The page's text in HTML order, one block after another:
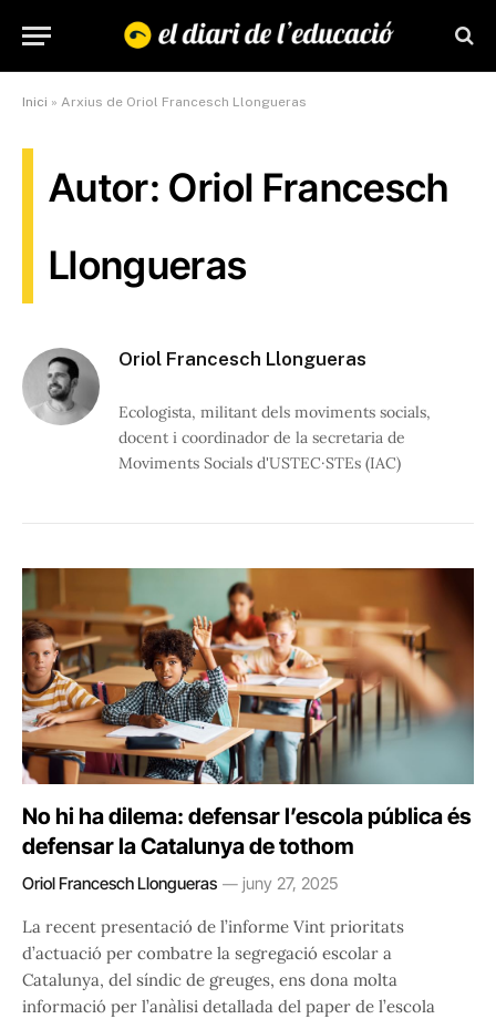
Inici » Arxius de Oriol Francesch Llongueras
Autor: Oriol Francesch
Llongueras
Oriol Francesch Llongueras
Ecologista, militant dels moviments socials,
docent i coordinador de la secretaria de
Moviments Socials d'USTEC·STEs (IAC)
No hi ha dilema: defensar l’escola pública és
defensar la Catalunya de tothom
Oriol Francesch Llongueras juny 27, 2025
La recent presentació de l’informe Vint prioritats
d’actuació per combatre la segregació escolar a
Catalunya, del síndic de greuges, ens dona molta
informació per l’anàlisi detallada del paper de l’escola